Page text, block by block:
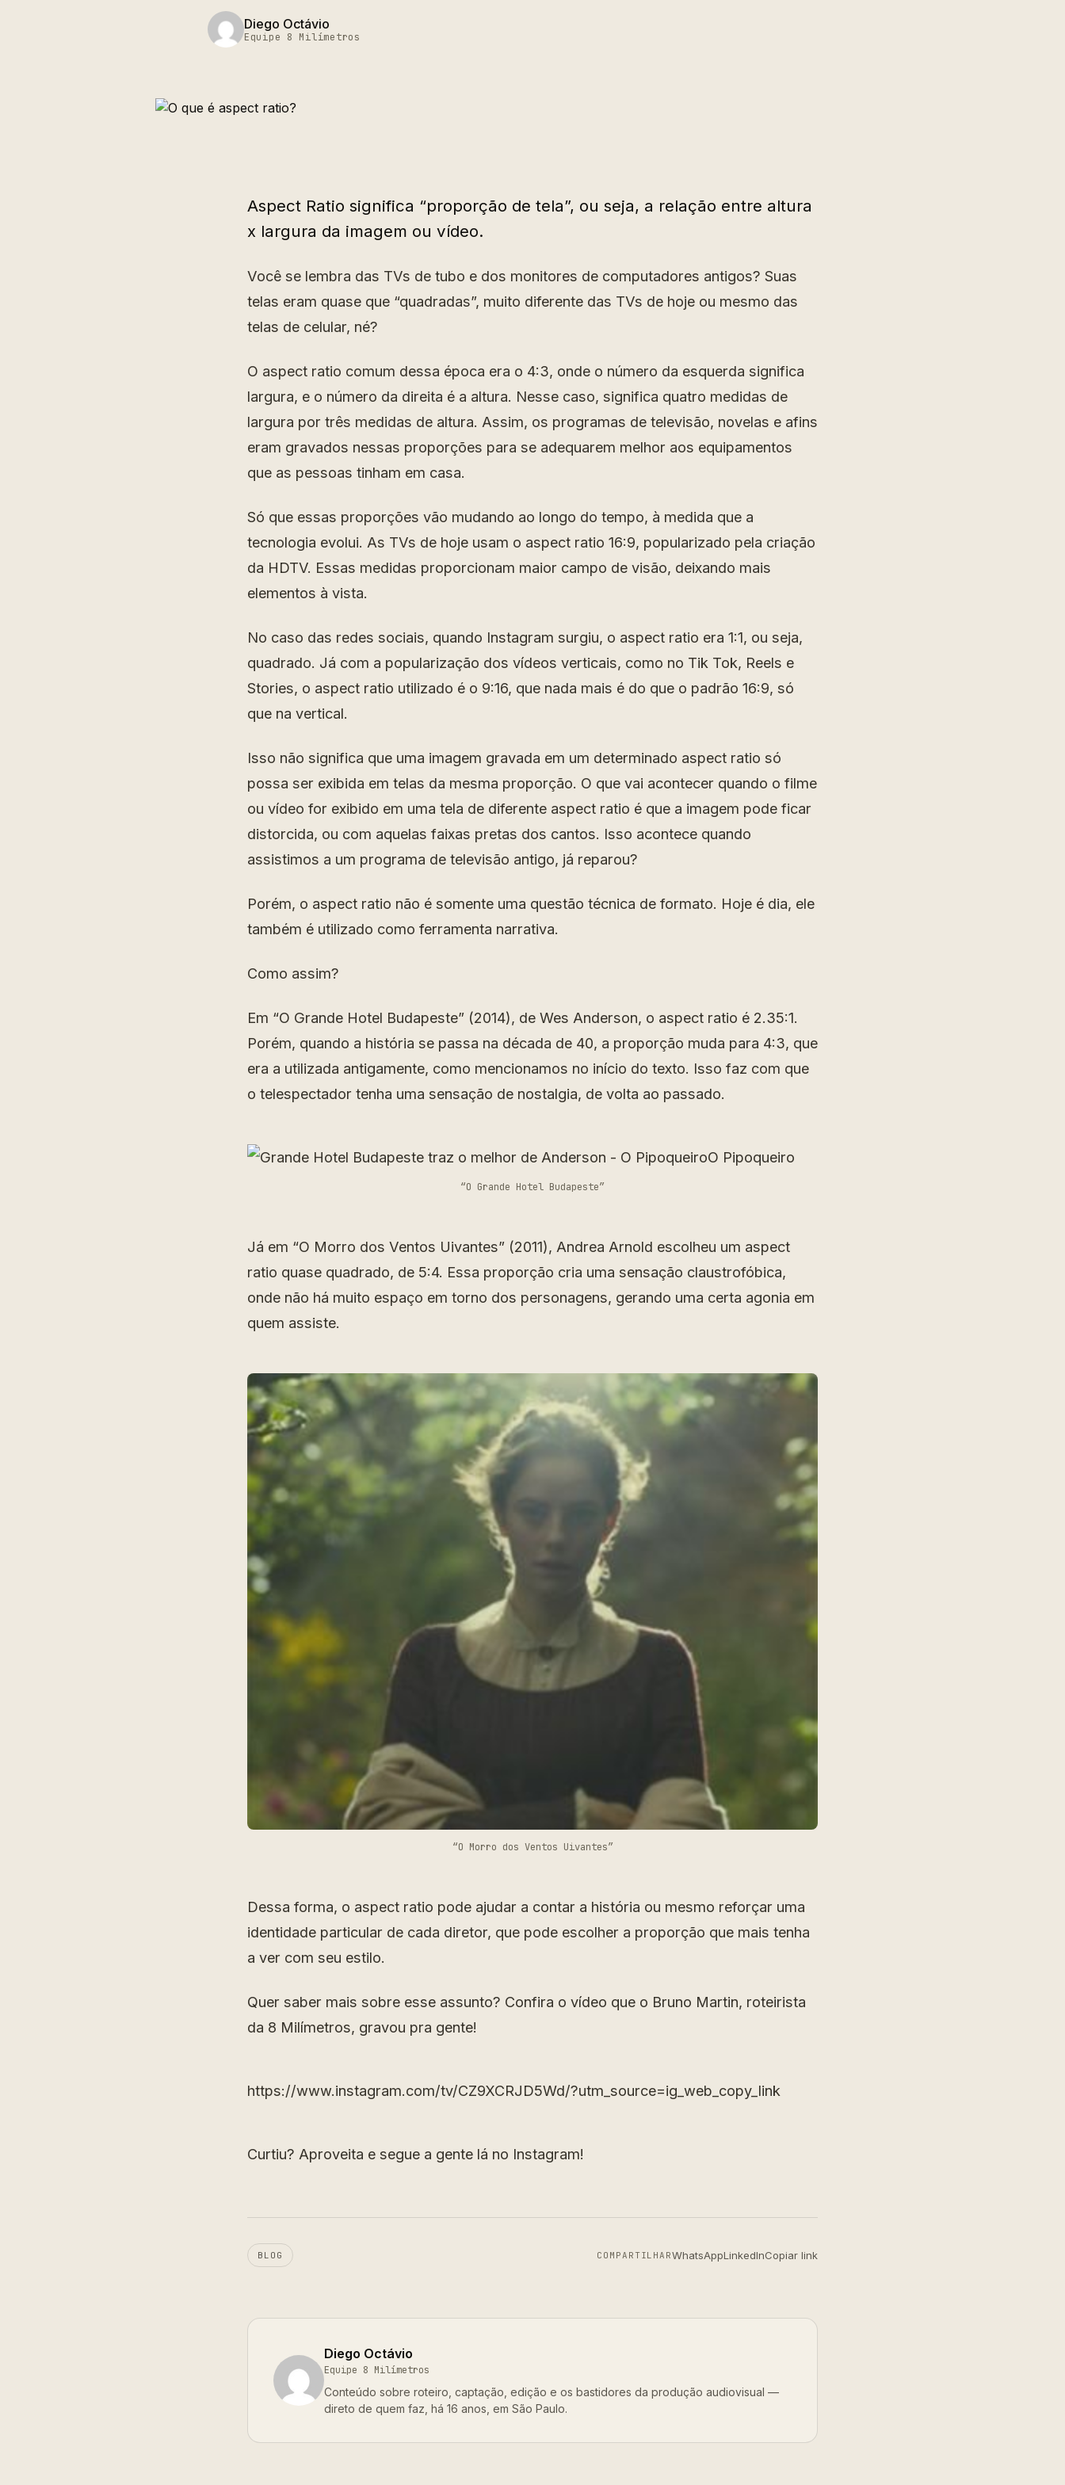
Diego Octávio
Equipe 8 Milímetros
Aspect Ratio significa “proporção de tela”, ou seja, a relação entre altura
x largura da imagem ou vídeo.
Você se lembra das TVs de tubo e dos monitores de computadores antigos? Suas
telas eram quase que “quadradas”, muito diferente das TVs de hoje ou mesmo das
telas de celular, né?
O aspect ratio comum dessa época era o 4:3, onde o número da esquerda significa
largura, e o número da direita é a altura. Nesse caso, significa quatro medidas de
largura por três medidas de altura. Assim, os programas de televisão, novelas e afins
eram gravados nessas proporções para se adequarem melhor aos equipamentos
que as pessoas tinham em casa.
Só que essas proporções vão mudando ao longo do tempo, à medida que a
tecnologia evolui. As TVs de hoje usam o aspect ratio 16:9, popularizado pela criação
da HDTV. Essas medidas proporcionam maior campo de visão, deixando mais
elementos à vista.
No caso das redes sociais, quando Instagram surgiu, o aspect ratio era 1:1, ou seja,
quadrado. Já com a popularização dos vídeos verticais, como no Tik Tok, Reels e
Stories, o aspect ratio utilizado é o 9:16, que nada mais é do que o padrão 16:9, só
que na vertical.
Isso não significa que uma imagem gravada em um determinado aspect ratio só
possa ser exibida em telas da mesma proporção. O que vai acontecer quando o filme
ou vídeo for exibido em uma tela de diferente aspect ratio é que a imagem pode ficar
distorcida, ou com aquelas faixas pretas dos cantos. Isso acontece quando
assistimos a um programa de televisão antigo, já reparou?
Porém, o aspect ratio não é somente uma questão técnica de formato. Hoje é dia, ele
também é utilizado como ferramenta narrativa.
Como assim?
Em “O Grande Hotel Budapeste” (2014), de Wes Anderson, o aspect ratio é 2.35:1.
Porém, quando a história se passa na década de 40, a proporção muda para 4:3, que
era a utilizada antigamente, como mencionamos no início do texto. Isso faz com que
o telespectador tenha uma sensação de nostalgia, de volta ao passado.
“O Grande Hotel Budapeste”
Já em “O Morro dos Ventos Uivantes” (2011), Andrea Arnold escolheu um aspect
ratio quase quadrado, de 5:4. Essa proporção cria uma sensação claustrofóbica,
onde não há muito espaço em torno dos personagens, gerando uma certa agonia em
quem assiste.
“O Morro dos Ventos Uivantes”
Dessa forma, o aspect ratio pode ajudar a contar a história ou mesmo reforçar uma
identidade particular de cada diretor, que pode escolher a proporção que mais tenha
a ver com seu estilo.
Quer saber mais sobre esse assunto? Confira o vídeo que o Bruno Martin, roteirista
da 8 Milímetros, gravou pra gente!
https://www.instagram.com/tv/CZ9XCRJD5Wd/?utm_source=ig_web_copy_link
Curtiu? Aproveita e segue a gente lá no Instagram!
BLOG COMPARTILHARWhatsAppLinkedInCopiar link
Diego Octávio
Equipe 8 Milímetros
Conteúdo sobre roteiro, captação, edição e os bastidores da produção audiovisual —
direto de quem faz, há 16 anos, em São Paulo.